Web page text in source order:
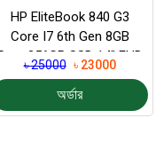
HP EliteBook 840 G3
Core I7 6th Gen 8GB
256GB SSD 14″ FHD
Display
৳ 25000 ৳ 23000
অর্ডার